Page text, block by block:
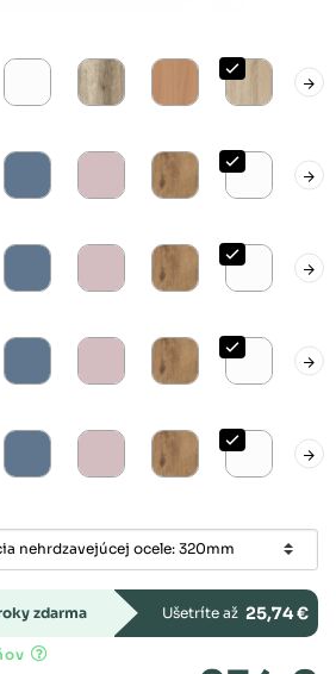
zdarma Ušetríte až 25,74 €